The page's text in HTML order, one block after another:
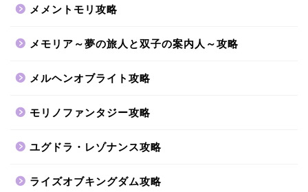
メメントモリ攻略
メモリア～夢の旅人と双子の案内人～攻略
メルヘンオブライト攻略
モリノファンタジー攻略
ユグドラ・レゾナンス攻略
ライズオブキングダム攻略